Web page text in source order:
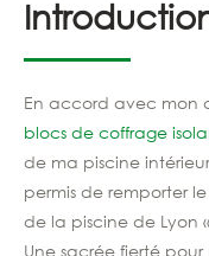
En accord avec mon
blocs de coffrage
de ma piscine
permis de remporter
de la piscine de Lyon
Une sacrée fierté